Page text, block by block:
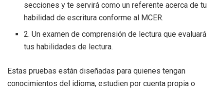
secciones y te servirá como un referente acerca de tu
habilidad de escritura conforme al MCER.
2. Un examen de comprensión de lectura que evaluará
tus habilidades de lectura.
Estas pruebas están diseñadas para quienes tengan
conocimientos del idioma, estudien por cuenta propia o